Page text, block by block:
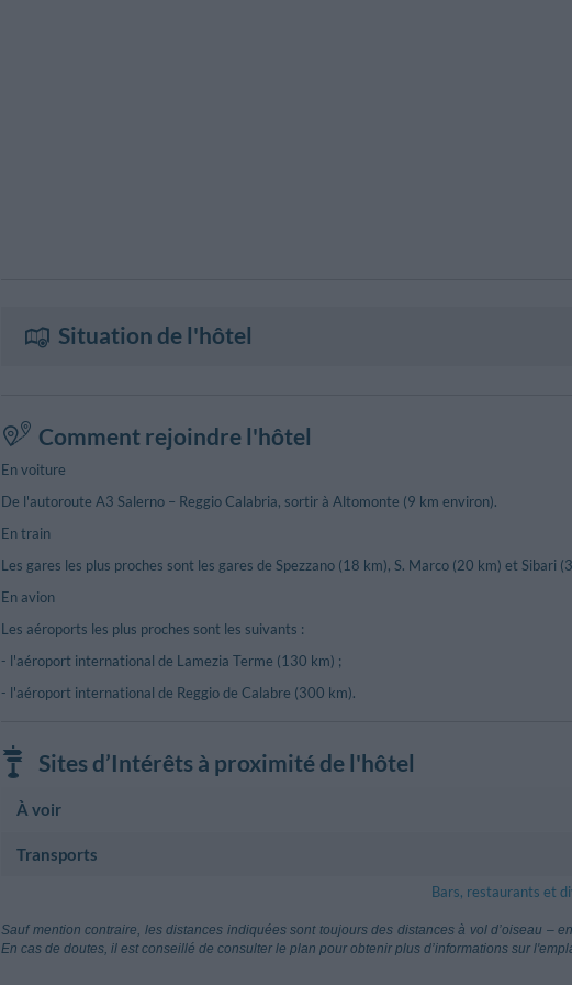
Situation de l'hôtel
Comment rejoindre l'hôtel
En voiture
De l'autoroute A3 Salerno – Reggio Calabria, sortir à Altomonte (9 km environ).
En train
Les gares les plus proches sont les gares de Spezzano (18 km), S. Marco (20 km) et Sibari
En avion
Les aéroports les plus proches sont les suivants :
- l'aéroport international de Lamezia Terme (130 km) ;
- l'aéroport international de Reggio de Calabre (300 km).
Sites d’Intérêts à proximité de l'hôtel
À voir
Monument Historique
720 m
Transports
Aeroporto Lamezia Terme 89.48 km
Lamezia Terme (Catanzaro)
Bars, restaurants et
Sauf mention contraire, les distances indiquées sont toujours des distances à vol d’oiseau –
En cas de doutes, il est conseillé de consulter le plan pour obtenir plus d’informations sur